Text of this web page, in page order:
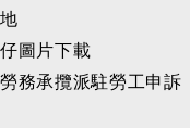
圖片下載
務承攬派駐勞工申訴